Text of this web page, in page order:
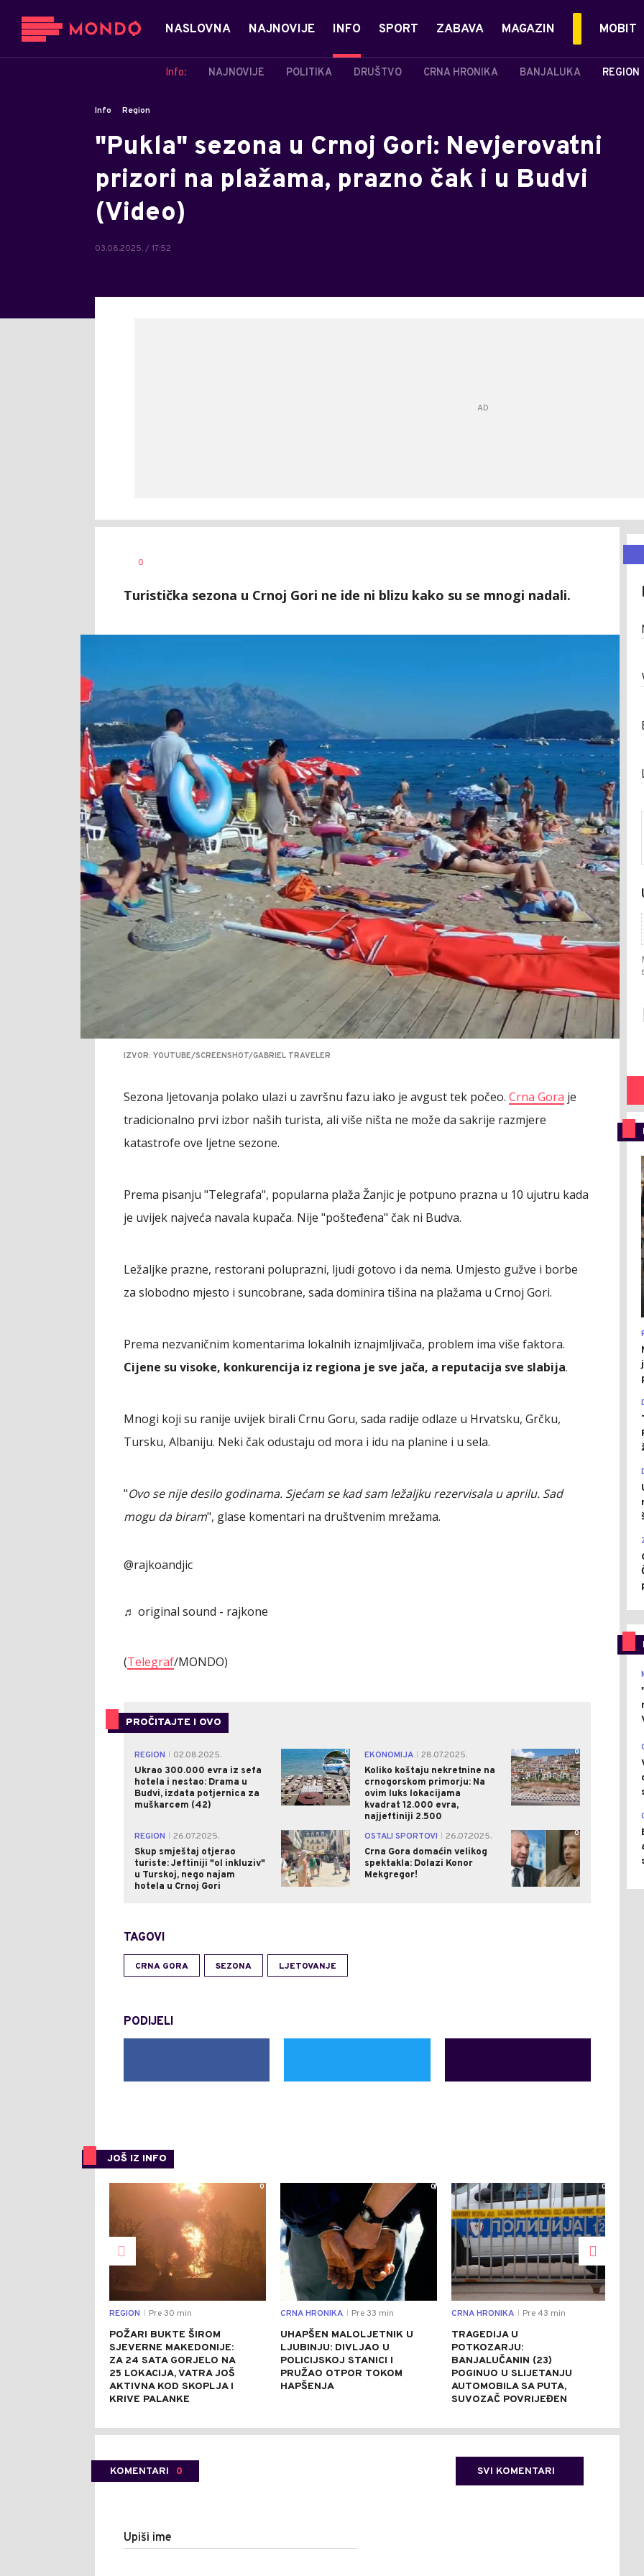
NASLOVNA NAJNOVIJE INFO
Info: NAJNOVIJE POLITIKA DRUŠTVO CRNA HRONIKA BANJALUKA REGION
SPORT ZABAVA MAGAZIN MOBIT
Info Region
"Pukla" sezona u Crnoj Gori: Nevjerovatni
prizori na plažama, prazno čak i u Budvi
(Video)
03.08.2025. / 17:52
AUTOR
0
Turistička sezona u Crnoj Gori ne ide ni blizu kako su se mnogi nadali.
IZVOR: YOUTUBE/SCREENSHOT/GABRIEL TRAVELER
Sezona ljetovanja polako ulazi u završnu fazu iako je avgust tek počeo. Crna Gora je
tradicionalno prvi izbor naših turista, ali više ništa ne može da sakrije razmjere
katastrofe ove ljetne sezone.
Prema pisanju "Telegrafa", popularna plaža Žanjic je potpuno prazna u 10 ujutru kada
je uvijek najveća navala kupača. Nije "pošteđena" čak ni Budva.
Ležaljke prazne, restorani poluprazni, ljudi gotovo i da nema. Umjesto gužve i borbe
za slobodno mjesto i suncobrane, sada dominira tišina na plažama u Crnoj Gori.
Prema nezvaničnim komentarima lokalnih iznajmljivača, problem ima više faktora.
Cijene su visoke, konkurencija iz regiona je sve jača, a reputacija sve slabija.
Mnogi koji su ranije uvijek birali Crnu Goru, sada radije odlaze u Hrvatsku, Grčku,
Tursku, Albaniju. Neki čak odustaju od mora i idu na planine i u sela.
"Ovo se nije desilo godinama. Sjećam se kad sam ležaljku rezervisala u aprilu. Sad
mogu da biram", glase komentari na društvenim mrežama.
@rajkoandjic
♬ original sound - rajkone
(Telegraf/MONDO)
PROČITAJTE I OVO
REGION
02.08.2025.
Ukrao 300.000 evra iz sefa
hotela i nestao: Drama u
Budvi, izdata potjernica za
muškarcem (42)
0 EKONOMIJA
28.07.2025.
Koliko koštaju nekretnine na
crnogorskom primorju: Na
ovim luks lokacijama
kvadrat 12.000 evra,
najjeftiniji 2.500
0
REGION
26.07.2025.
Skup smještaj otjerao
turiste: Jeftiniji "ol inkluziv"
u Turskoj, nego najam
hotela u Crnoj Gori
0 OSTALI SPORTOVI
26.07.2025.
Crna Gora domaćin velikog
spektakla: Dolazi Konor
Mekgregor!
0
TAGOVI
CRNA GORA SEZONA LJETOVANJE
PODIJELI
JOŠ IZ INFO
0
REGION Pre 30 min
POŽARI BUKTE ŠIROM
SJEVERNE MAKEDONIJE:
ZA 24 SATA GORJELO NA
25 LOKACIJA, VATRA JOŠ
AKTIVNA KOD SKOPLJA I
KRIVE PALANKE
0
CRNA HRONIKA Pre 33 min
UHAPŠEN MALOLJETNIK U
LJUBINJU: DIVLJAO U
POLICIJSKOJ STANICI I
PRUŽAO OTPOR TOKOM
HAPŠENJA
0
CRNA HRONIKA Pre 43 min
TRAGEDIJA U
POTKOZARJU:
BANJALUČANIN (23)
POGINUO U SLIJETANJU
AUTOMOBILA SA PUTA,
SUVOZAČ POVRIJEĐEN
KOMENTARI 0 SVI KOMENTARI
Upiši ime